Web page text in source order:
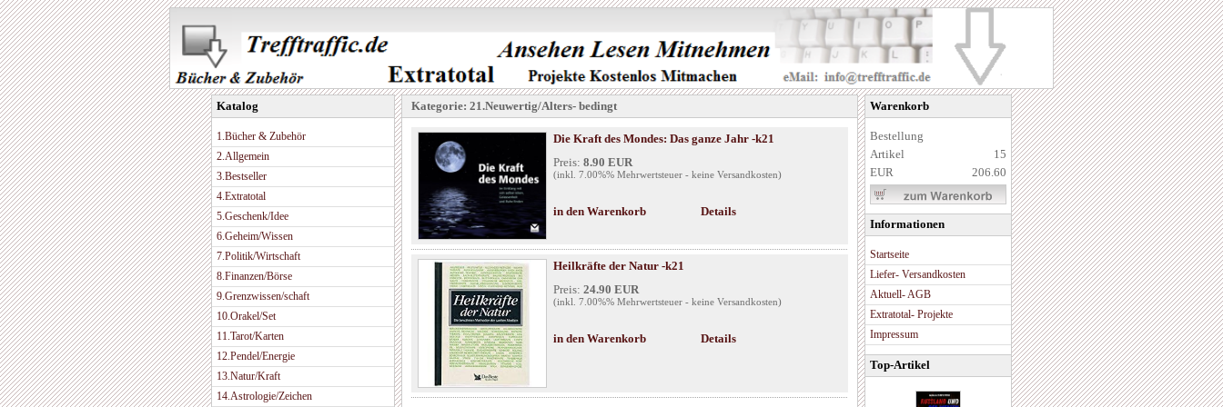
Katalog
1.Bücher & Zubehör
2.Allgemein
3.Bestseller
4.Extratotal
5.Geschenk/Idee
6.Geheim/Wissen
7.Politik/Wirtschaft
8.Finanzen/Börse
9.Grenzwissen/schaft
10.Orakel/Set
11.Tarot/Karten
12.Pendel/Energie
13.Natur/Kraft
14.Astrologie/Zeichen
Kategorie: 21.Neuwertig/Alters- bedingt
Die Kraft des Mondes: Das ganze Jahr -k21
Preis: 8.90 EUR
(inkl. 7.00%% Mehrwertsteuer - keine Versandkosten)
in den Warenkorb Details
Heilkräfte der Natur -k21
Preis: 24.90 EUR
(inkl. 7.00%% Mehrwertsteuer - keine Versandkosten)
in den Warenkorb Details
Warenkorb
Bestellung
Artikel
15
EUR
206.60
Informationen
Startseite
Liefer- Versandkosten
Aktuell- AGB
Extratotal- Projekte
Impressum
Top-Artikel